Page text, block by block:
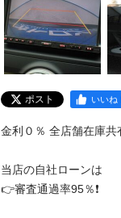
ポスト いいね
金利０％ 全店舗在庫共有
当店の自社ローンは
👉審査通過率95％❗️